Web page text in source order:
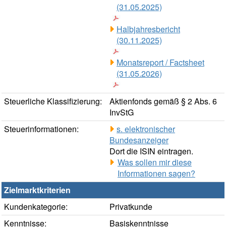
(31.05.2025)
Halbjahresbericht
(30.11.2025)
Monatsreport / Factsheet
(31.05.2026)
Steuerliche Klassifizierung:
Aktienfonds gemäß § 2 Abs. 6
InvStG
Steuerinformationen:
s. elektronischer
Bundesanzeiger
Dort die ISIN eintragen.
Was sollen mir diese
Informationen sagen?
Zielmarktkriterien
Kundenkategorie:
Privatkunde
Kenntnisse:
Basiskenntnisse